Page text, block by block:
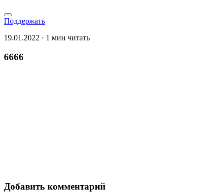
Поддержать
19.01.2022 · 1 мин читать
6666
Добавить комментарий